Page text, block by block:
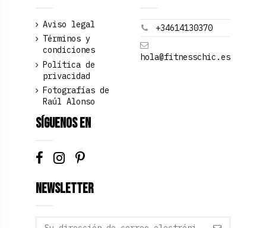
Aviso legal
Términos y
condiciones
Política de
privacidad
Fotografías de
Raúl Alonso
+34614130370
hola@fitnesschic.es
Síguenos en
Newsletter